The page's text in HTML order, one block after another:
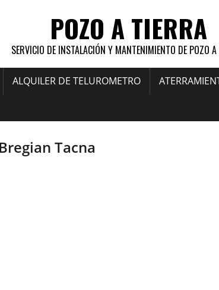
POZO A TIERRA
SERVICIO DE INSTALACIÓN Y MANTENIMIENTO DE POZO
ALQUILER DE TELUROMETRO
Tacna